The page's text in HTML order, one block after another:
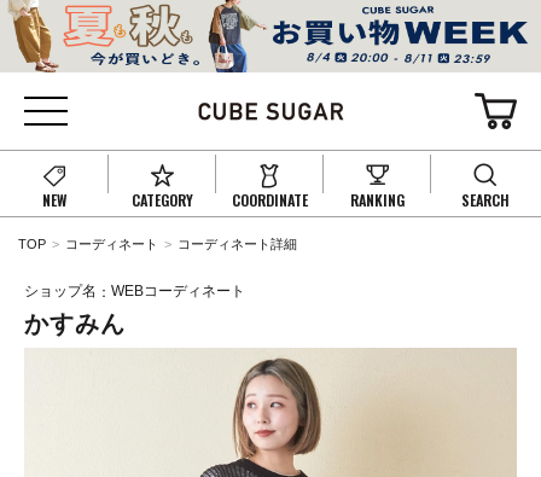
NEW CATEGORY COORDINATE RANKING SEARCH
TOP コーディネート コーディネート詳細
ショップ名 WEBコーディネート
かすみん